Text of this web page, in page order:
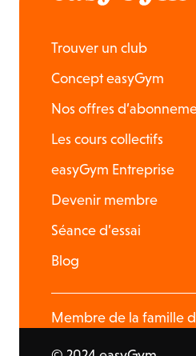
Trouver un club
Concept easyGym
Nos offres
Les cours collectifs
easyGym Entreprise
Devenir membre
Séance d’essai
Blog
Membre de la famille